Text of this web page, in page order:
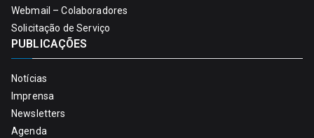
Webmail – Colaboradores
Solicitação de Serviço
PUBLICAÇÕES
Notícias
Imprensa
Newsletters
Agenda